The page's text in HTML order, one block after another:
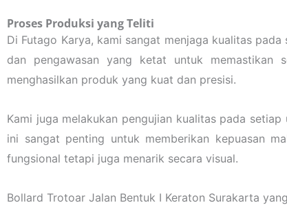
Proses Produksi yang Teliti
Di Futago Karya, kami sangat menjaga kualitas
dan pengawasan yang ketat untuk memastikan
menghasilkan produk yang kuat dan presisi.
Kami juga melakukan pengujian kualitas pada
ini sangat penting untuk memberikan kepuasan
fungsional tetapi juga menarik secara visual.
Bollard Trotoar Jalan Bentuk I Keraton Surakarta